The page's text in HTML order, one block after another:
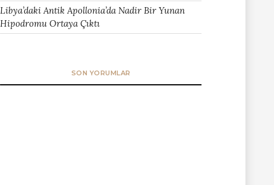
Libya’daki Antik Apollonia’da Nadir Bir Yunan
Hipodromu Ortaya Çıktı
SON YORUMLAR